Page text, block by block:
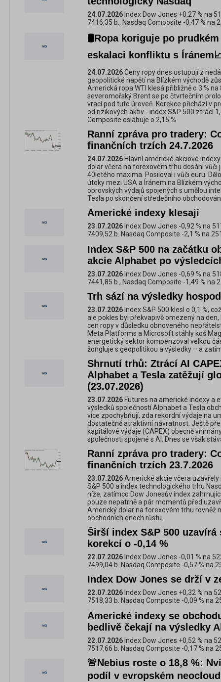
24.07.2026 Index Dow Jones +0,27 % na
7416,35 b., Nasdaq Composite -0,47 % na
🛢️Ropa koriguje po
eskalaci konfliktu s
24.07.2026Ceny ropy dnes ustupují z
geopolitické napětí na Blízkém východě
Americká ropa WTI klesá přibližně o 3 %
severomořský Brent se po čtvrtečním
vrací pod tuto úroveň. Korekce přichází v
od rizikových aktiv - index S&P 500 ztrácí
Composite oslabuje o 2,15 %.
Ranní zpráva pro tradery:
finančních trzích 24.7.2026
24.07.2026 Hlavní americké akciové
dolar včera na forexovém trhu dosáhl vůči
40letého maxima. Posiloval i vůči euru.
útoky mezi USA a Íránem na Blízkém
obrovských výdajů spojených s umělou
Tesla po skončení středečního
Americké indexy klesají
23.07.2026 Index Dow Jones -0,92 % na
7409,52 b. Nasdaq Composite -2,1 % na
Index S&P 500 na začátku
akcie Alphabet po
23.07.2026 Index Dow Jones -0,69 % na
7441,85 b., Nasdaq Composite -1,49 % na
Trh sází na výsledky
23.07.2026 Index S&P 500 klesl o 0,1 %,
ale pokles byl překvapivě omezený na
cen ropy v důsledku obnoveného
Meta Platforms a Microsoft stáhly koš
energetický sektor kompenzoval velkou
žongluje s geopolitikou a výsledky – a
Shrnutí trhů: Ztrácí AI
Alphabet a Tesla zatěžují
(23.07.2026)
23.07.2026 Futures na americké indexy a
výsledků společností Alphabet a Tesla
více zpochybňují, zda rekordní výdaje na
dostatečně atraktivní návratnost. Ještě
kapitálové výdaje (CAPEX) obecně
společnosti spojené s AI. Dnes se však
Ranní zpráva pro tradery:
finančních trzích 23.7.2026
23.07.2026Americké akcie včera
S&P 500 a index technologického trhu
níže, zatímco Dow Jonesův index
pouze nepatrně a pár momentů před
Americký dolar na forexovém trhu rovněž
obchodních dnech růstu.
Širší index S&P 500
korekcí o -0,14 %
22.07.2026 Index Dow Jones -0,01 % na
7499,04 b. Nasdaq Composite -0,57 % na
Index Dow Jones se drží v
22.07.2026 Index Dow Jones +0,32 % na
7518,33 b. Nasdaq Composite -0,09 % na
Americké indexy se
bedlivě čekají na výsledky
22.07.2026 Index Dow Jones +0,52 % na
7517,66 b. Nasdaq Composite -0,17 % na
🚨Nebius roste o 18,8 %:
podíl v evropském